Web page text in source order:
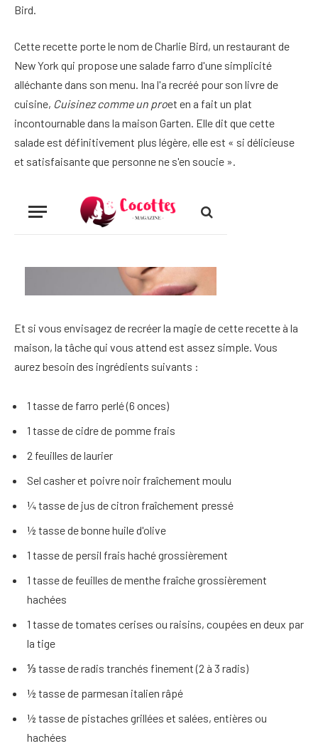
Bird.
Cette recette porte le nom de Charlie Bird, un restaurant de
New York qui propose une salade farro d'une simplicité
alléchante dans son menu. Ina l'a recréé pour son livre de
cuisine, Cuisinez comme un proet en a fait un plat
incontournable dans la maison Garten. Elle dit que cette
salade est définitivement plus légère, elle est « si délicieuse
et satisfaisante que personne ne s'en soucie ».
Et si vous envisagez de recréer la magie de cette recette à la
maison, la tâche qui vous attend est assez simple. Vous
aurez besoin des ingrédients suivants :
1 tasse de farro perlé (6 onces)
1 tasse de cidre de pomme frais
2 feuilles de laurier
Sel casher et poivre noir fraîchement moulu
¼ tasse de jus de citron fraîchement pressé
½ tasse de bonne huile d'olive
1 tasse de persil frais haché grossièrement
1 tasse de feuilles de menthe fraîche grossièrement
hachées
1 tasse de tomates cerises ou raisins, coupées en deux par
la tige
⅓ tasse de radis tranchés finement (2 à 3 radis)
½ tasse de parmesan italien râpé
½ tasse de pistaches grillées et salées, entières ou
hachées